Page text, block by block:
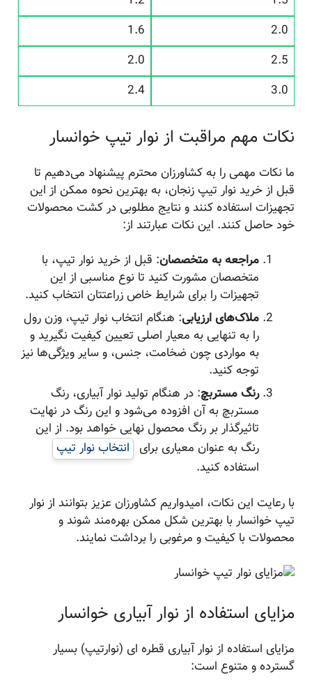
نکات مهم مراقبت از نوار تیپ خوانسار
ما نکات مهمی را به کشاورزان محترم پیشنهاد می‌دهیم تا
قبل از خرید نوار تیپ زنجان، به بهترین نحوه ممکن از این
تجهیزات استفاده کنند و نتایج مطلوبی در کشت محصولات
خود حاصل کنند. این نکات عبارتند از:
مراجعه به متخصصان: قبل از خرید نوار تیپ، با
متخصصان مشورت کنید تا نوع مناسبی از این
تجهیزات را برای شرایط خاص زراعتتان انتخاب کنید.
ملاک‌های ارزیابی: هنگام انتخاب نوار تیپ، وزن رول
را به تنهایی به معیار اصلی تعیین کیفیت نگیرید و
به مواردی چون ضخامت، جنس، و سایر ویژگی‌ها نیز
توجه کنید.
رنگ مستربچ: در هنگام تولید نوار آبیاری، رنگ
مستربچ به آن افزوده می‌شود و این رنگ در نهایت
تاثیرگذار بر رنگ محصول نهایی خواهد بود. از این
رنگ به عنوان معیاری برای انتخاب نوار تیپ
استفاده کنید.
با رعایت این نکات، امیدواریم کشاورزان عزیز بتوانند از نوار
تیپ خوانسار با بهترین شکل ممکن بهره‌مند شوند و
محصولات با کیفیت و مرغوبی را برداشت نمایند.
مزایای استفاده از نوار آبیاری خوانسار
مزایای استفاده از نوار آبیاری قطره ای (نوارتیپ) بسیار
گسترده و متنوع است: